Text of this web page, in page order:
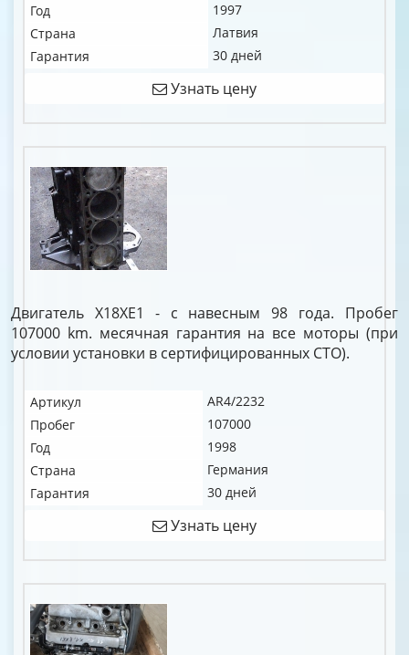
Год
1997
Страна
Латвия
Гарантия
30 дней
Узнать цену
Двигатель X18XE1 - с навесным 98 года. Пробег
107000 km. месячная гарантия на все моторы (при
условии установки в сертифицированных СТО).
Артикул
AR4/2232
Пробег
107000
Год
1998
Страна
Германия
Гарантия
30 дней
Узнать цену